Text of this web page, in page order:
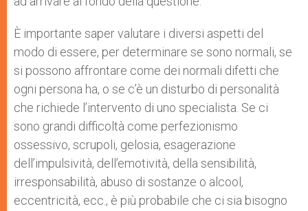
È importante saper valutare i diversi aspetti del
modo di essere, per determinare se sono normali, se
si possono affrontare come dei normali difetti che
ogni persona ha, o se c’è un disturbo di personalità
che richiede l’intervento di uno specialista. Se ci
sono grandi difficoltà come perfezionismo
ossessivo, scrupoli, gelosia, esagerazione
dell’impulsività, dell’emotività, della sensibilità,
irresponsabilità, abuso di sostanze o alcool,
eccentricità, ecc., è più probabile che ci sia bisogno